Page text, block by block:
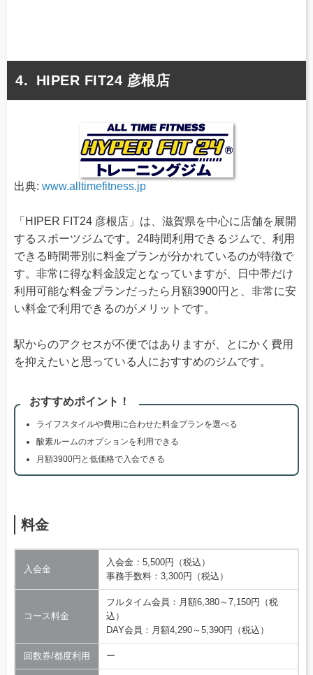
HIPER FIT24 彦根店
出典: www.alltimefitness.jp
「HIPER FIT24 彦根店」は、滋賀県を中心に店舗を展開
するスポーツジムです。24時間利用できるジムで、利用
できる時間帯別に料金プランが分かれているのが特徴で
す。非常に得な料金設定となっていますが、日中帯だけ
利用可能な料金プランだったら月額3900円と、非常に安
い料金で利用できるのがメリットです。
駅からのアクセスが不便ではありますが、とにかく費用
を抑えたいと思っている人におすすめのジムです。
おすすめポイント！
ライフスタイルや費用に合わせた料金プランを選べる
酸素ルームのオプションを利用できる
月額3900円と低価格で入会できる
料金
入会金
入会金：5,500円（税込）
事務手数料：3,300円（税込）
コース料金
フルタイム会員：月額6,380～7,150円（税
込）
DAY会員：月額4,290～5,390円（税込）
回数券/都度利用 ー